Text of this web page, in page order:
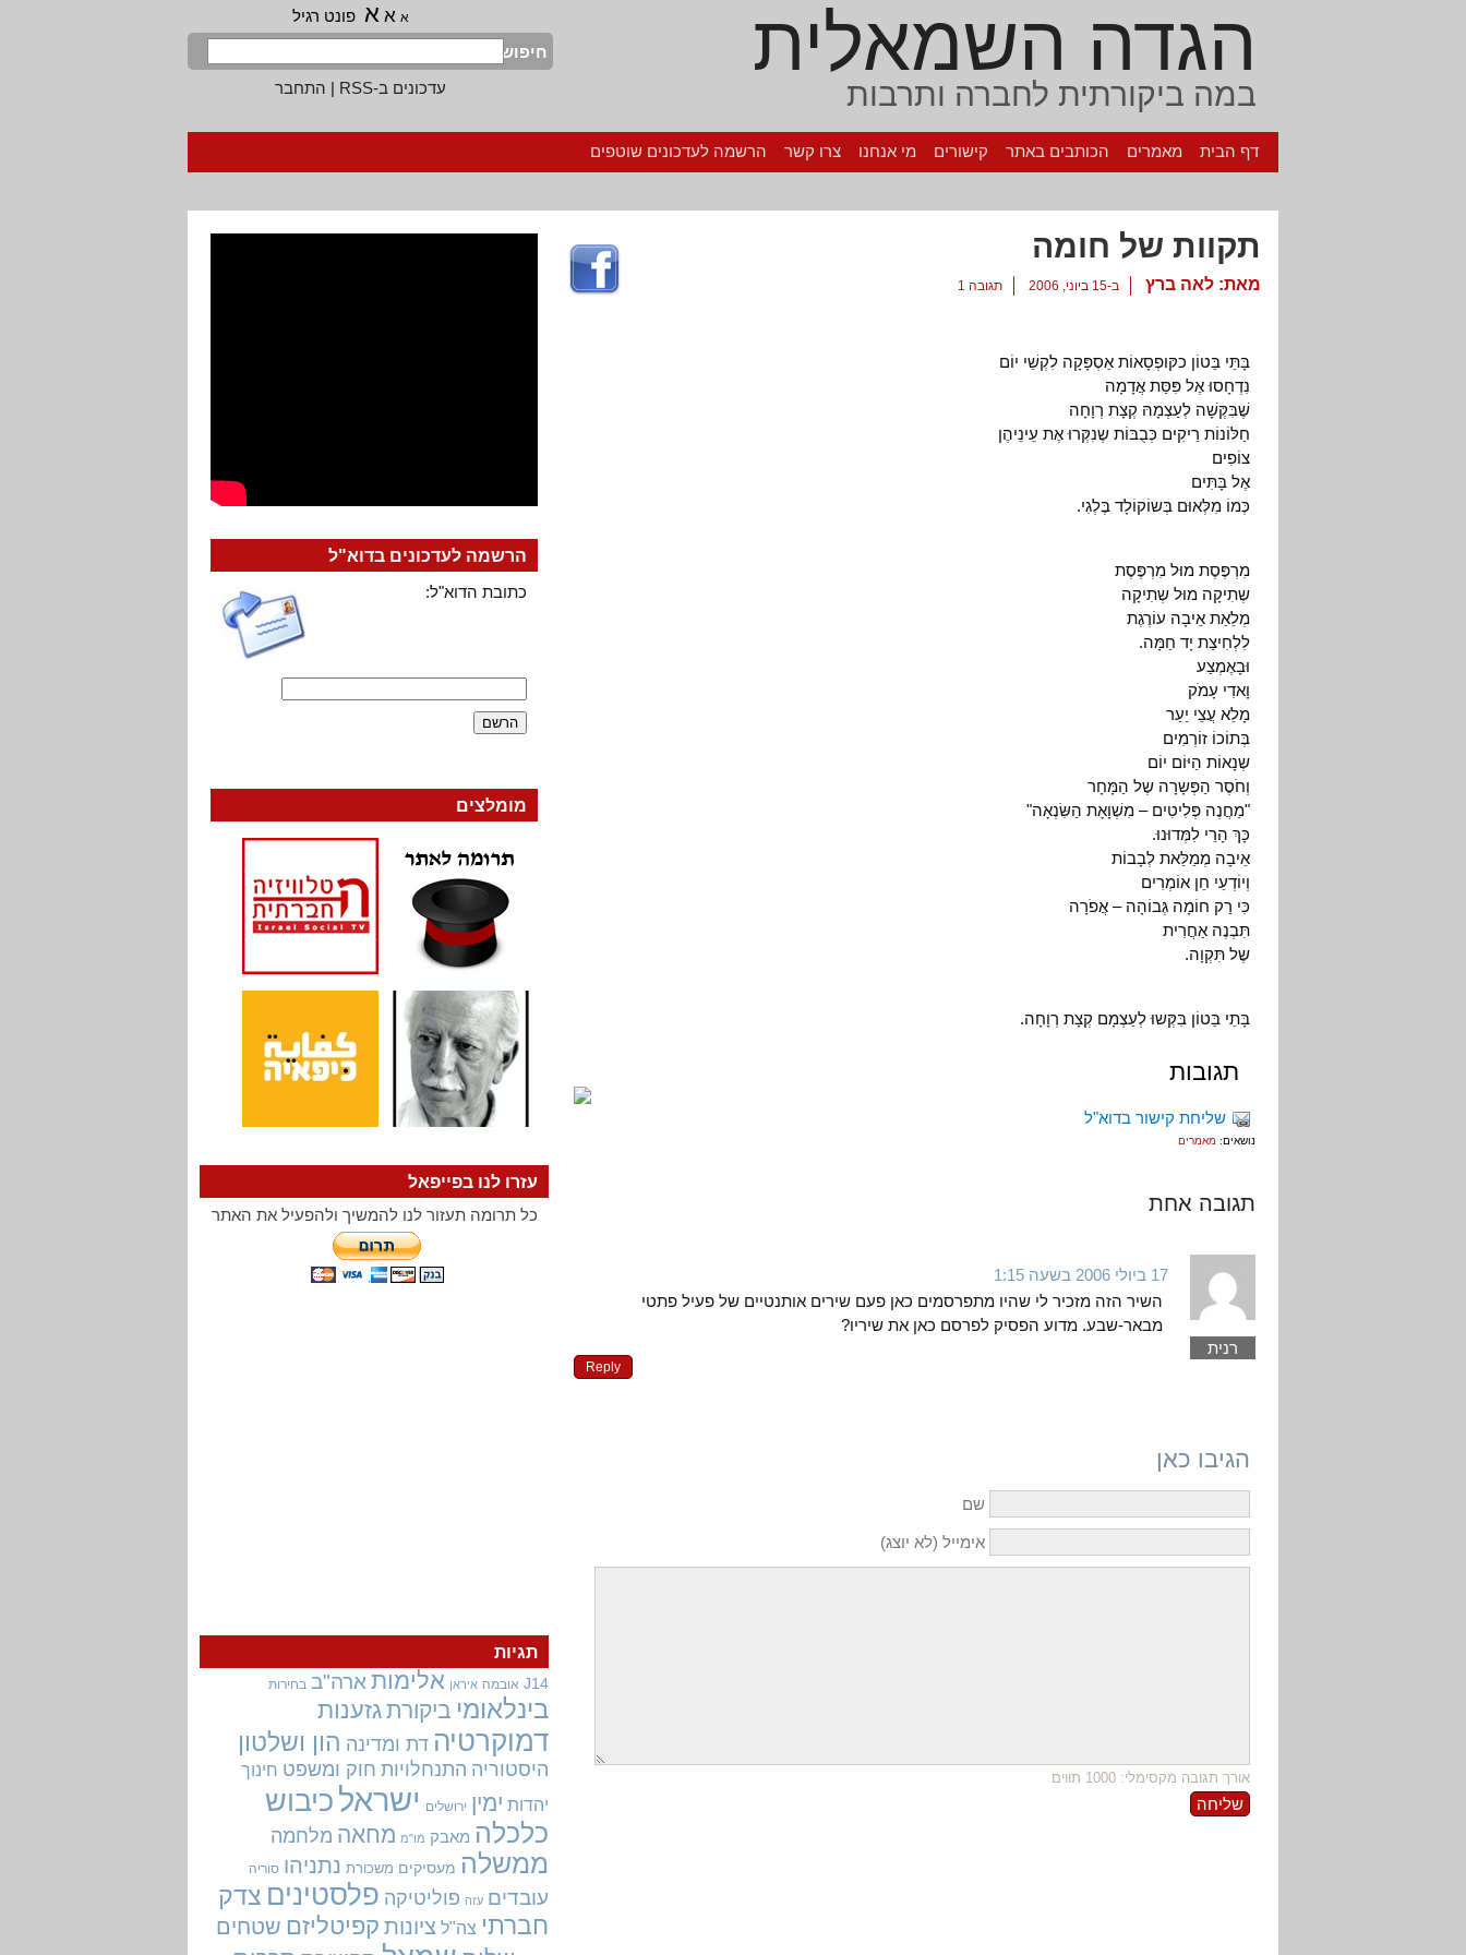
הגדה השמאלית
במה ביקורתית לחברה ותרבות
א א א פונט רגיל
חיפוש
עדכונים ב-RSS
| התחבר
דף הבית מאמרים הכותבים באתר קישורים מי אנחנו צרו קשר הרשמה לעדכונים שוטפים
תקוות של חומה
מאת: לאה ברץ ב-15 ביוני, 2006 תגובה 1
בָּתֵּי בֵּטוֹן כקּופְסָאוֹת אַסְפָּקָה לִקְשֵׁי יוֹם
נִדְחָסוּ אֶל פִּסַּת אֲדָמָה
שֶׁבִּקְּשָׁה לְעַצְמָהּ קְצָת רְוָחָה
חַלּוֹנוֹת רֵיקִים כְּבֻבּוֹת שֶנִקְּרוּ אֶת עֵינֵיהֶן
צוֹפִים
אֶל בָּתִּים
כְּמוֹ מִלְּאוּם בְּשוֹקוֹלָד בֶּלְגִי.
מִרְפֶּסֶת מוּל מִרְפֶּסֶת
שְתִיקָה מוּל שְתִיקָה
מְלֵאַת אֵיבָה עוֹרֶגֶת
לִלְחִיצַת יָד חַמָּה.
וּבָאֶמְצַע
וָאדִי עָמֹק
מָלֵא עֲצֵי יַעַר
בְּתוֹכוֹ זוֹרְמִים
שְנָאוֹת הַיּוֹם יוֹם
וְחֹסֶר הַפְּשָרָה שֶל הַמָּחָר
"מַחֲנֶה פְּלִיטִים – מִשְׁוָאָת הַשִּׂנְאָה"
כָּךְ הָרֵי לִמְּדוּנוּ.
אֵיבָה מְמַלֵּאת לְבָבוֹת
וְיוֹדְעֵי חֵן אוֹמְרִים
כִּי רַק חוֹמָה גְּבוֹהָה – אֲפֹרָה
תִּבְנֶה אַחֲרִית
שֶל תִּקְוָה.
בָּתֵי בֵּטוֹן בִּקְּשוּ לְעַצְמָם קְצָת רְוָחָה.
תגובות
שליחת קישור בדוא"ל
נושאים: מאמרים
תגובה אחת
רנית
17 ביולי 2006 בשעה 1:15
השיר הזה מזכיר לי שהיו מתפרסמים כאן פעם שירים אותנטיים של פעיל פתטי
מבאר-שבע. מדוע הפסיק לפרסם כאן את שיריו?
Reply
הגיבו כאן
שם
אימייל (לא יוצג)
אורך תגובה מקסימלי: 1000 תווים
הרשמה לעדכונים בדוא"ל
כתובת הדוא"ל:
מומלצים
עזרו לנו בפייפאל
כל תרומה תעזור לנו להמשיך ולהפעיל את האתר
תגיות
J14 אובמה איראן אלימות ארה"ב בחירות
בינלאומי ביקורתגזענות
דמוקרטיה דת ומדינה הון ושלטון
היסטוריה התנחלויות חוק ומשפט חינוך
יהדות ימין ירושלים ישראל כיבוש
כלכלה מאבק מו"מ מחאה מלחמה
ממשלה מעסיקים משכורת נתניהו סוריה
עובדים עזה פוליטיקה פלסטינים צדק
חברתי צה"ל ציונות קפיטליזם שטחים